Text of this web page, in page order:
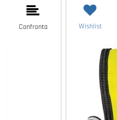
Confronta Wishlist